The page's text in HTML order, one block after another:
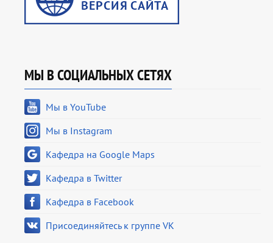
МЫ В СОЦИАЛЬНЫХ СЕТЯХ
Мы в YouTube
Мы в Instagram
Кафедра на Google Maps
Кафедра в Twitter
Кафедра в Facebook
Присоединяйтесь к группе VK